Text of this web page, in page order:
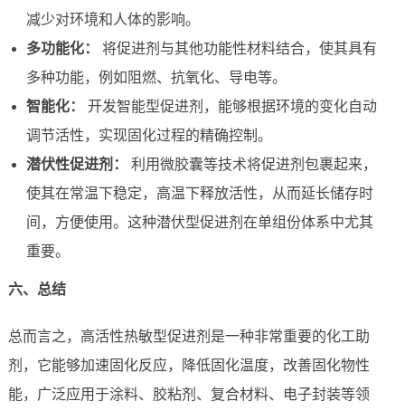
减少对环境和人体的影响。
多功能化：
将促进剂与其他功能性材料结合，使其具有
多种功能，例如阻燃、抗氧化、导电等。
智能化：
开发智能型促进剂，能够根据环境的变化自动
调节活性，实现固化过程的精确控制。
潜伏性促进剂：
利用微胶囊等技术将促进剂包裹起来，
使其在常温下稳定，高温下释放活性，从而延长储存时
间，方便使用。这种潜伏型促进剂在单组份体系中尤其
重要。
六、总结
总而言之，高活性热敏型促进剂是一种非常重要的化工助
剂，它能够加速固化反应，降低固化温度，改善固化物性
能，广泛应用于涂料、胶粘剂、复合材料、电子封装等领